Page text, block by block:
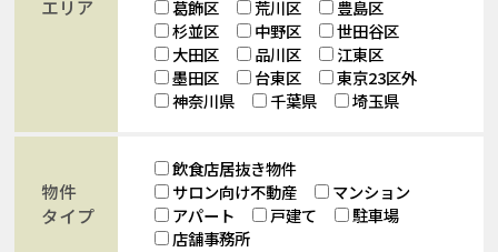
エリア
葛飾区
荒川区
豊島区
杉並区
中野区
世田谷区
大田区
品川区
江東区
墨田区
台東区
東京23区外
神奈川県
千葉県 埼玉県
物件
タイプ
飲食店居抜き物件
サロン向け不動産
マンション
アパート
戸建て
駐車場
店舗事務所